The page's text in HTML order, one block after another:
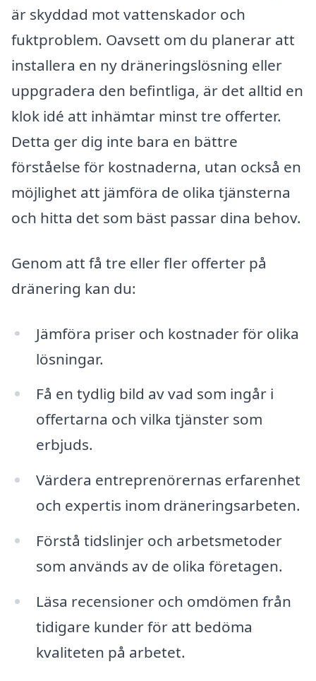
är skyddad mot vattenskador och
fuktproblem. Oavsett om du planerar att
installera en ny dräneringslösning eller
uppgradera den befintliga, är det alltid en
klok idé att inhämtar minst tre offerter.
Detta ger dig inte bara en bättre
förståelse för kostnaderna, utan också en
möjlighet att jämföra de olika tjänsterna
och hitta det som bäst passar dina behov.
Genom att få tre eller fler offerter på
dränering kan du:
Jämföra priser och kostnader för olika
lösningar.
Få en tydlig bild av vad som ingår i
offertarna och vilka tjänster som
erbjuds.
Värdera entreprenörernas erfarenhet
och expertis inom dräneringsarbeten.
Förstå tidslinjer och arbetsmetoder
som används av de olika företagen.
Läsa recensioner och omdömen från
tidigare kunder för att bedöma
kvaliteten på arbetet.